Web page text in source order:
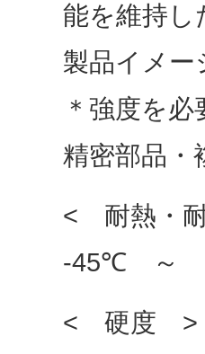
能を維持し
製品イメ
＊強度を
精密部品・
< 耐熱・
-45℃ ～
< 硬度 >